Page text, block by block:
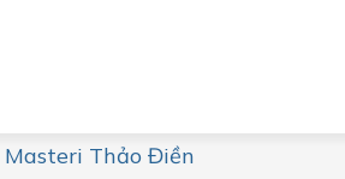
Masteri Thảo Điền